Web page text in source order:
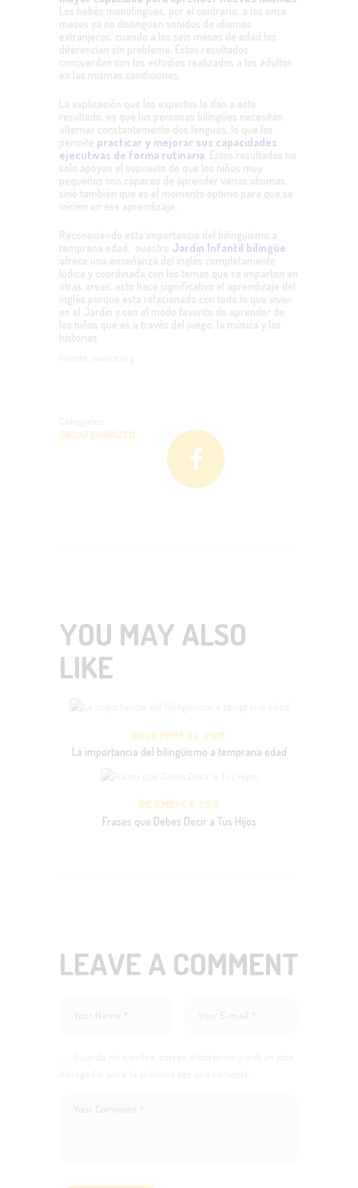
Los bebés monolingües, por el contrario, a los once
meses ya no distinguen sonidos de idiomas
extranjeros, cuando a los seis meses de edad los
diferencian sin problema. Estos resultados
concuerdan con los estudios realizados a los adultos
en las mismas condiciones.
La explicación que los expertos le dan a este
resultado, es que las personas bilingües necesitan
alternar constantemente dos lenguas, lo que les
permite practicar y mejorar sus capacidades
ejecutivas de forma rutinaria . Estos resultados no
solo apoyan el supuesto de que los niños muy
pequeños son capaces de aprender varios idiomas,
sino también que es el momento óptimo para que se
inicien en ese aprendizaje.
Reconociendo esta importancia del bilinguismo a
temprana edad, nuestro Jardin Infantil bilingüe
ofrece una enseñanza del inglés completamente
lúdica y coordinada con los temas que se imparten en
otras areas, esto hace significativo el aprendizaje del
inglés porque esta relacionado con todo lo que viven
en el Jardín y con el modo favorito de aprender de
los niños que es a través del juego, la música y las
historias.
UNCATEGORIZED
YOU MAY ALSO
LIKE
NOVIEMBRE 24, 2018
La importancia del bilingüismo a temprana edad
DICIEMBRE 11, 2018
Frases que Debes Decir a Tus Hijos
LEAVE A COMMENT